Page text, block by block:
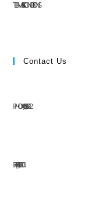
TERMS & CONDITIONS
Contact Us
PHONE: (+63) 555 1212
FAX: (+63) 555 0100